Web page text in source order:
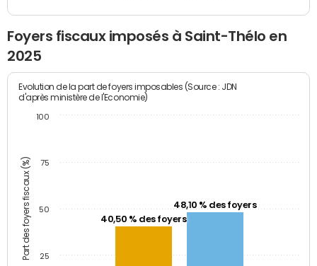
Foyers fiscaux imposés à Saint-Thélo en
2025
Part des foyers fiscaux (%)
Evolution de la part de foyers imposables (Source : JDN
d'après ministère de l'Economie)
40,50 % des foyers
48,10 % des foyers
25
50
75
100